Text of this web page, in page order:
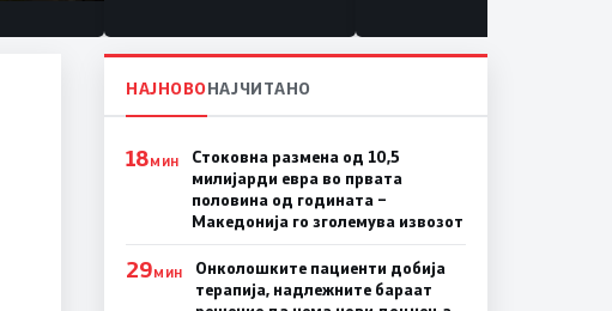
НАЈНОВОНАЈЧИТАНО
18МИН
Стоковна размена од 10,5
милијарди евра во првата
половина од годината –
Македонија го зголемува извозот
29МИН
Онколошките пациенти добија
терапија, надлежните бараат